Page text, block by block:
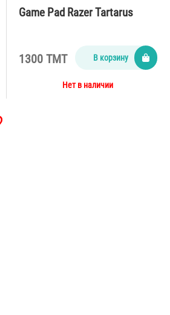
Game Pad Razer Tartarus
1300 TMT В корзину
Нет в наличии